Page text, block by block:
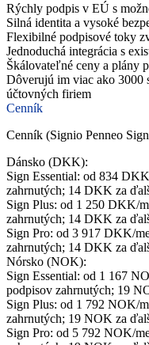
Rýchly podpis v EÚ s
Silná identita a vysoké
Flexibilné podpisové toky
Jednoduchá integrácia s
Škálovateľné ceny a plány
Dôverujú im viac ako 3000
účtovných firiem
Cenník
Cenník (Signio Penneo
Dánsko (DKK):
Sign Essential: od 834
zahrnutých; 14 DKK za
Sign Plus: od 1 250 DKK/
zahrnutých; 14 DKK za
Sign Pro: od 3 917 DKK/
zahrnutých; 14 DKK za
Nórsko (NOK):
Sign Essential: od 1 167
podpisov zahrnutých; 19
Sign Plus: od 1 792 NOK/
zahrnutých; 19 NOK za
Sign Pro: od 5 792 NOK/